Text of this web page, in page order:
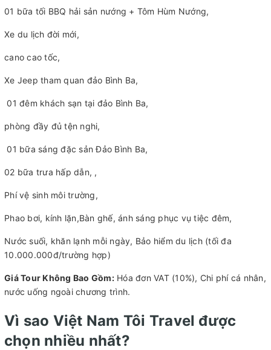
01 bữa tối BBQ hải sản nướng + Tôm Hùm Nướng,
Xe du lịch đời mới,
cano cao tốc,
Xe Jeep tham quan đảo Bình Ba,
01 đêm khách sạn tại đảo Bình Ba,
phòng đầy đủ tện nghi,
01 bữa sáng đặc sản Đảo Bình Ba,
02 bữa trưa hấp dẫn, ,
Phí vệ sinh môi trường,
Phao bơi, kính lặn,Bàn ghế, ánh sáng phục vụ tiệc đêm,
Nước suối, khăn lạnh mỗi ngày, Bảo hiểm du lịch (tối đa
10.000.000đ/trường hợp)
Giá Tour Không Bao Gồm:Hóa đơn VAT (10%), Chi phí cá nhân,
nước uống ngoài chương trình.
Vì sao Việt Nam Tôi Travel được
chọn nhiều nhất?